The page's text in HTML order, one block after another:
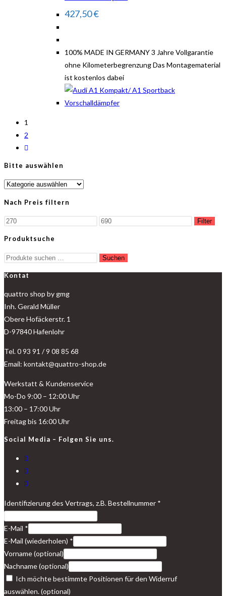
427,50€
100% MADE IN GERMANY 3 Jahre Vollgarantie
ohne Kilometerbegrenzung Das Montagematerial
ist kostenlos dabei
1
2
Bitte auswählen
Nach Preis filtern
Filter
Produktsuche
Suchen
Kontat
quattro shop by gmg
Inh. Gerald Müller
Obere Hofäckerstr. 1
D-97840 Hafenlohr
Tel. 0 93 91 / 9 08 85 68
Email: kontakt@quattro-shop.de
Werkstatt & Kundenservice
Mo-Do 9:00 – 12:00 Uhr
13:00 – 17:00 Uhr
Freitag bis 16:00 Uhr
Social Media – Folgen Sie uns.
Identifizierung des Vertrags, z.B. Bestellnummer *
E-Mail *
E-Mail (wiederholen) *
Vorname(optional)
Nachname(optional)
Ich möchte bestimmte Positionen für den Widerruf
auswählen.(optional)